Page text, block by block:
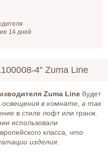
14 дней
4" Zuma Line
Zuma Line будет
освещения в комнате, а так
в стиле лофт или гранж.
использовали
класса, что
изделия.